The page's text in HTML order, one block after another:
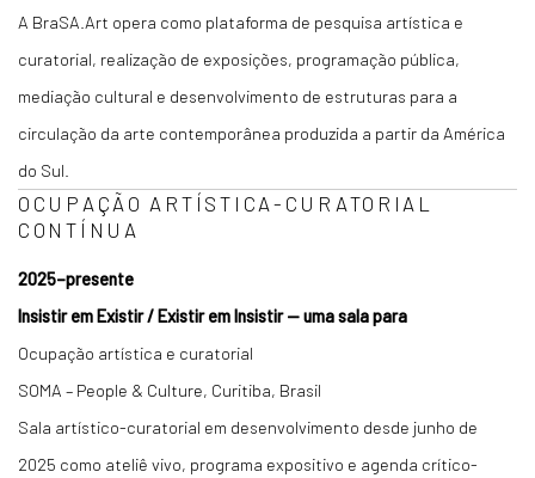
A BraSA.Art opera como plataforma de pesquisa artística e
curatorial, realização de exposições, programação pública,
mediação cultural e desenvolvimento de estruturas para a
circulação da arte contemporânea produzida a partir da América
do Sul.
OCUPAÇÃO ARTÍSTICA-CURATORIAL
CONTÍNUA
2025–presente
Insistir em Existir / Existir em Insistir — uma sala para
Ocupação artística e curatorial
SOMA – People & Culture, Curitiba, Brasil
Sala artístico-curatorial em desenvolvimento desde junho de
2025 como ateliê vivo, programa expositivo e agenda crítico-